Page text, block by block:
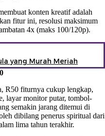
konten kreatif adalah
fitur ini, resolusi maksimum
4x (maks 100/120p).
yang Murah Meriah
R50 fiturnya cukup lengkap,
layar monitor putar, tombol-
semakin jarang ditemui di
dibilang penerus spiritual dari
lima tahun terakhir.